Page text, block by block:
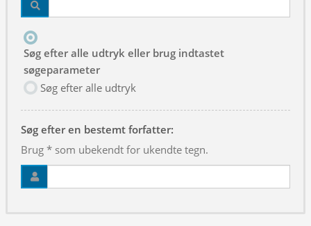
Søg efter alle udtryk eller brug indtastet
søgeparameter
Søg efter alle udtryk
Søg efter en bestemt forfatter:
Brug * som ubekendt for ukendte tegn.